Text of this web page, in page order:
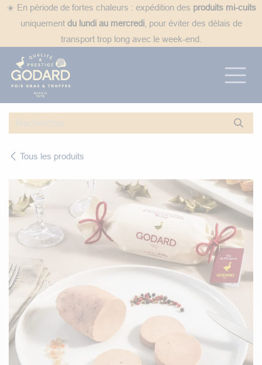
Se rendre au contenu
☀️ En période de fortes chaleurs : expédition des produits mi-cuits
uniquement du lundi au mercredi, pour éviter des délais de
transport trop long avec le week-end.
Tous les produits